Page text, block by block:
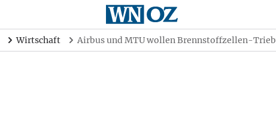
Wirtschaft Airbus und MTU wollen Brennstoffzellen-